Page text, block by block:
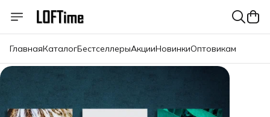
ГлавнаяКаталогБестселлерыАкцииНовинкиОптовикам